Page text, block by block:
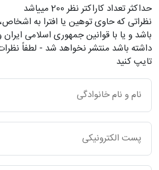
حداکثر تعداد کاراکتر نظر 200 ميياشد
نظراتی که حاوی توهین یا افترا به
باشد و یا با قوانین جمهوری اسلامی
داشته باشد منتشر نخواهد شد - لطفاً
تایپ کنید